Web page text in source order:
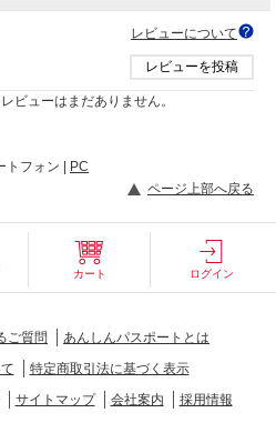
レビューについて
レビューを投稿
ビューはまだありません。
トフォン |
PC
ページ上部へ戻る
カート ログイン
ご質問
あんしんパスポートとは
特定商取引法に基づく表示
サイトマップ 会社案内 採用情報